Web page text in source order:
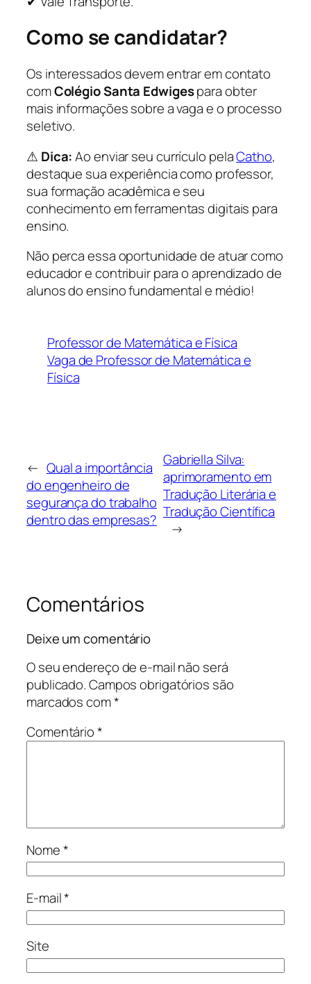
Como se candidatar?
Os interessados devem entrar em contato
comColégio Santa Edwigespara obter
mais informações sobre a vaga e o processo
seletivo.
⚠ Dica:Ao enviar seu currículo pelaCatho,
destaque sua experiência como professor,
sua formação acadêmica e seu
conhecimento em ferramentas digitais para
ensino.
Não perca essa oportunidade de atuar como
educador e contribuir para o aprendizado de
alunos do ensino fundamental e médio!
Professor de Matemática e Física
Vaga de Professor de Matemática e
Física
← Qual a importância
do engenheiro de
segurança do trabalho
dentro das empresas?
Gabriella Silva:
aprimoramento em
Tradução Literária e
Tradução Científica
→
Comentários
Deixe um comentário
O seu endereço de e-mail não será
publicado.Campos obrigatórios são
marcados com*
Comentário*
Nome*
E-mail*
Site